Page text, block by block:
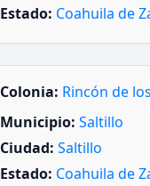
Estado: Coahuila de
Colonia: Rincón de
Municipio: Saltillo
Ciudad: Saltillo
Estado: Coahuila de